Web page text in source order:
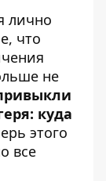
лично
что
не
куда
этого
все